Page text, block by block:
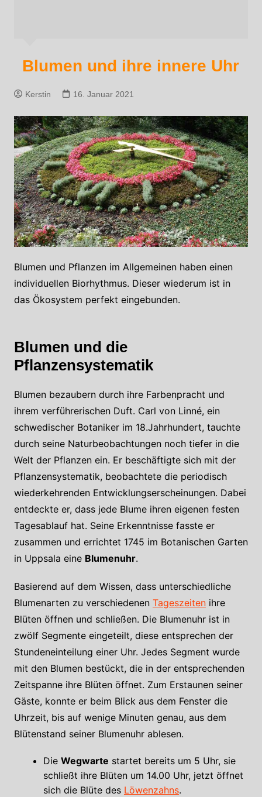
Blumen und ihre innere Uhr
Kerstin 16. Januar 2021
Blumen und Pflanzen im Allgemeinen haben einen
individuellen Biorhythmus. Dieser wiederum ist in
das Ökosystem perfekt eingebunden.
Blumen und die
Pflanzensystematik
Blumen bezaubern durch ihre Farbenpracht und
ihrem verführerischen Duft. Carl von Linné, ein
schwedischer Botaniker im 18.Jahrhundert, tauchte
durch seine Naturbeobachtungen noch tiefer in die
Welt der Pflanzen ein. Er beschäftigte sich mit der
Pflanzensystematik, beobachtete die periodisch
wiederkehrenden Entwicklungserscheinungen. Dabei
entdeckte er, dass jede Blume ihren eigenen festen
Tagesablauf hat. Seine Erkenntnisse fasste er
zusammen und errichtet 1745 im Botanischen Garten
in Uppsala eine Blumenuhr.
Basierend auf dem Wissen, dass unterschiedliche
Blumenarten zu verschiedenen Tageszeitenihre
Blüten öffnen und schließen. Die Blumenuhr ist in
zwölf Segmente eingeteilt, diese entsprechen der
Stundeneinteilung einer Uhr. Jedes Segment wurde
mit den Blumen bestückt, die in der entsprechenden
Zeitspanne ihre Blüten öffnet. Zum Erstaunen seiner
Gäste, konnte er beim Blick aus dem Fenster die
Uhrzeit, bis auf wenige Minuten genau, aus dem
Blütenstand seiner Blumenuhr ablesen.
Die Wegwarte startet bereits um 5 Uhr, sie
schließt ihre Blüten um 14.00 Uhr, jetzt öffnet
sich die Blüte des Löwenzahns.